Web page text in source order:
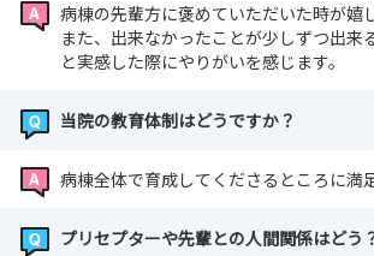
病棟の先輩方に褒めていただいた時が嬉
また、出来なかったことが少しずつ出来
と実感した際にやりがいを感じます。
当院の教育体制はどうですか？
病棟全体で育成してくださるところに満
プリセプターや先輩との人間関係はどう